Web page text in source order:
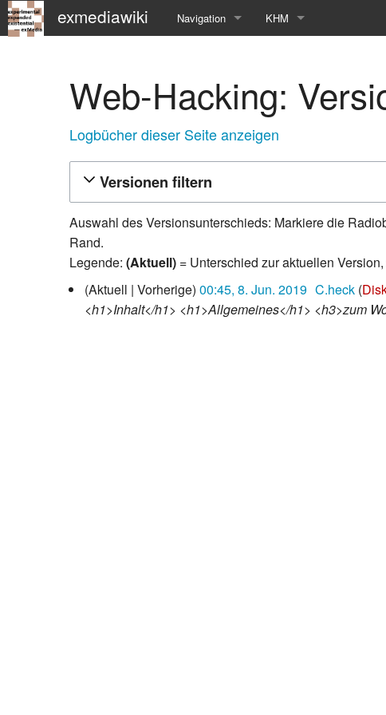
exmediawiki Navigation
Letzte Änderungen
KHM
Fg_exMedia
Web-Hacking:
Logbücher dieser Seite anzeigen
Versionen filtern
Auswahl des Versionsunterschieds: Markiere die
Rand.
Legende: (Aktuell) = Unterschied zur aktuellen Version,
8.
Juni
2019
Aktuell Vorherige 00:45, 8. Jun. 2019 C.heck
<h1>Inhalt</h1> <h1>Allgemeines</h1> <h3>zum